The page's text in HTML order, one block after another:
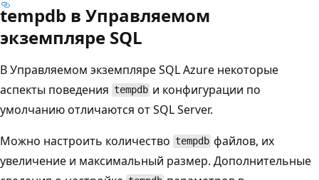
tempdb в Управляемом
экземпляре SQL
В Управляемом экземпляре SQL Azure некоторые
аспекты поведения tempdb и конфигурации по
умолчанию отличаются от SQL Server.
Можно настроить количество tempdb файлов, их
увеличение и максимальный размер. Дополнительные